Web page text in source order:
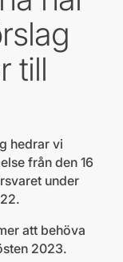
till
hedrar vi
från den 16
under
att behöva
2023.